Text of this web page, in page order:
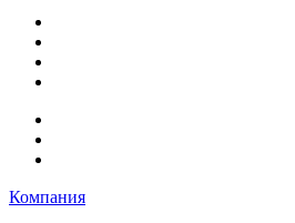
Компания